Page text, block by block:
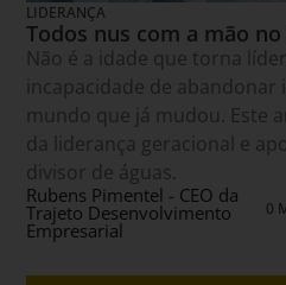
LIDERANÇA
Todos nus com a mão
Não é a idade que torna
incapacidade de abandonar
mundo que já mudou. Este
da liderança geracional e
divisor de águas.
Rubens Pimentel - CEO da
Trajeto Desenvolvimento
Empresarial
0